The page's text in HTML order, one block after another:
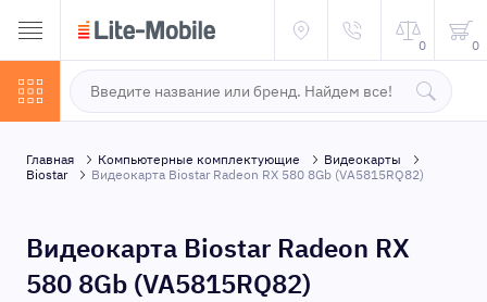
0 0
Главная Компьютерные комплектующие
Видеокарты
Biostar
Видеокарта Biostar Radeon RX 580 8Gb (VA5815RQ82)
Видеокарта Biostar Radeon RX
580 8Gb (VA5815RQ82)